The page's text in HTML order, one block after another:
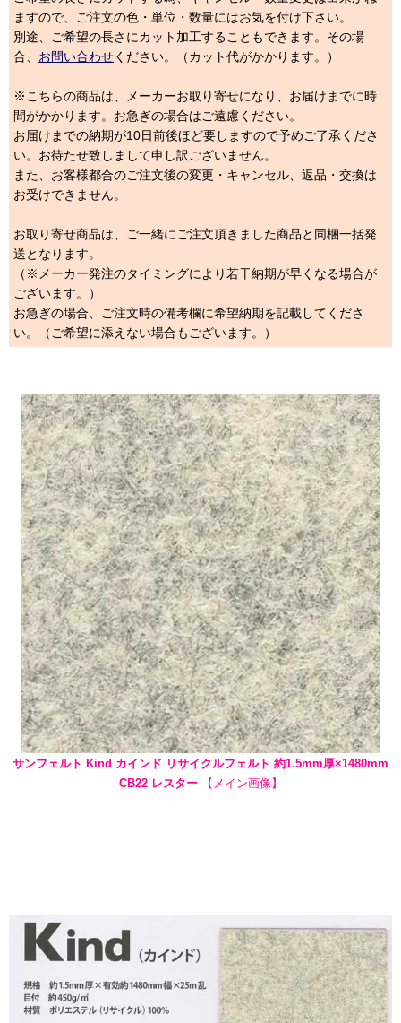
ますので、ご注文の色・単位・数量にはお気を付け下さい。
別途、ご希望の長さにカット加工することもできます。その場
合、 お問い合わせください。（カット代がかかります。）
※こちらの商品は、メーカーお取り寄せになり、お届けまでに時
間がかかります。お急ぎの場合はご遠慮ください。
お届けまでの納期が10日前後ほど要しますので予めご了承くださ
い。お待たせ致しまして申し訳ございません。
また、お客様都合のご注文後の変更・キャンセル、返品・交換は
お受けできません。
お取り寄せ商品は、ご一緒にご注文頂きました商品と同梱一括発
送となります。
（※メーカー発注のタイミングにより若干納期が早くなる場合が
ございます。）
お急ぎの場合、ご注文時の備考欄に希望納期を記載してくださ
い。（ご希望に添えない場合もございます。）
サンフェルト Kind カインド リサイクルフェルト 約1.5mm厚×1480mm
CB22 レスター
【メイン画像】